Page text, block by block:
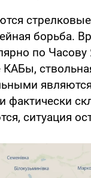
борьба.
по
КАБы,
фактически
ситуация